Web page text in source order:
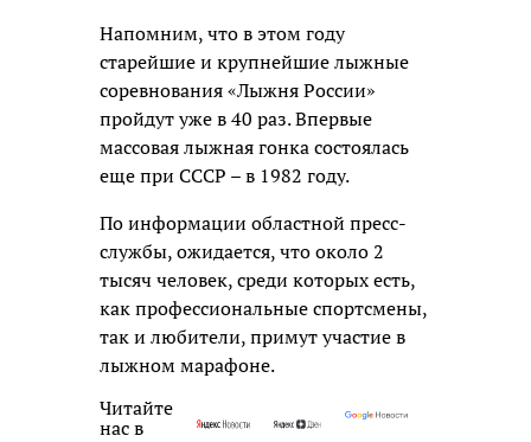
Напомним, что в этом году
старейшие и крупнейшие лыжные
соревнования «Лыжня России»
пройдут уже в 40 раз. Впервые
массовая лыжная гонка состоялась
еще при СССР – в 1982 году.
По информации областной пресс-
службы, ожидается, что около 2
тысяч человек, среди которых есть,
как профессиональные спортсмены,
так и любители, примут участие в
лыжном марафоне.
Читайте
нас в